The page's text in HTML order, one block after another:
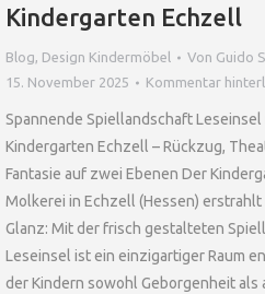
Kindergarten Echzell
Blog, Design Kindermöbel Von Guido
15. November 2025
Kommentar
Spannende Spiellandschaft Leseinsel
Kindergarten Echzell – Rückzug,
Fantasie auf zwei Ebenen Der
Molkerei in Echzell (Hessen) erstrahlt
Glanz: Mit der frisch gestalteten
Leseinsel ist ein einzigartiger Raum
der Kindern sowohl Geborgenheit als